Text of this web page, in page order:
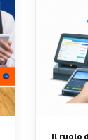
Il ruolo